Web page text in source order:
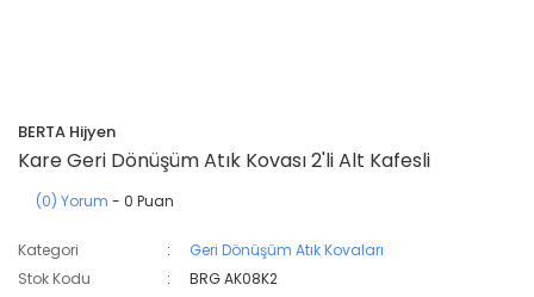
BERTA Hijyen
Kare Geri Dönüşüm Atık Kovası 2'li Alt Kafesli
(0) Yorum - 0 Puan
Kategori
Geri Dönüşüm Atık Kovaları
Stok Kodu
BRG AK08K2